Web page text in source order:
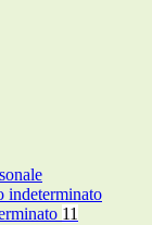
indeterminato
11